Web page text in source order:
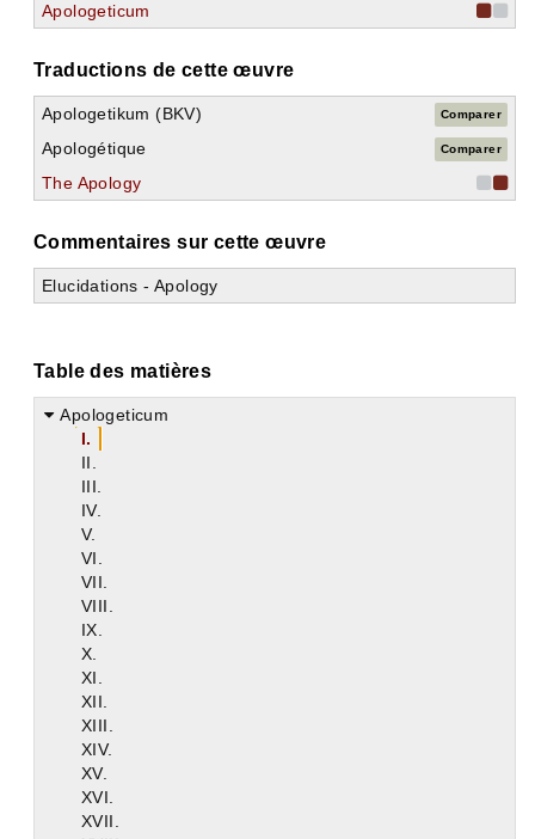
Apologeticum
Traductions de cette œuvre
Apologetikum (BKV) Comparer
Apologétique Comparer
The Apology
Commentaires sur cette œuvre
Elucidations - Apology
Table des matières
Apologeticum
I.
II.
III.
IV.
V.
VI.
VII.
VIII.
IX.
X.
XI.
XII.
XIII.
XIV.
XV.
XVI.
XVII.